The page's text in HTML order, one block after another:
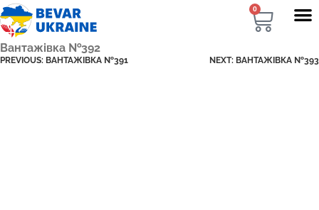
0
Вантажівка №392
PREVIOUS: ВАНТАЖІВКА №391 NEXT: ВАНТАЖІВКА №393